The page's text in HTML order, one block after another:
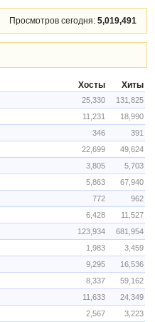
Просмотров сегодня: 5,019,491
Хосты Хиты
25,330 131,825
11,231 18,990
346 391
22,699 49,624
3,805 5,703
5,863 67,940
772 962
6,428 11,527
123,934 681,954
1,983 3,459
9,295 16,536
8,337 59,162
11,633 24,349
2,567 3,223